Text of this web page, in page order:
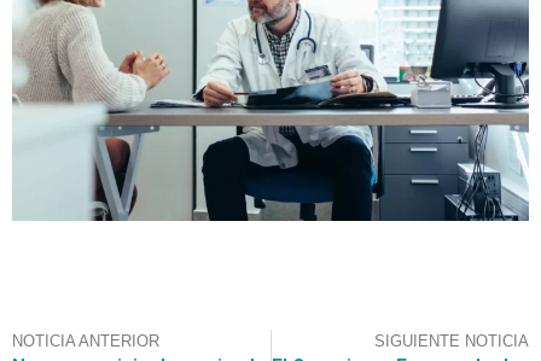
NOTICIA ANTERIOR SIGUIENTE NOTICIA